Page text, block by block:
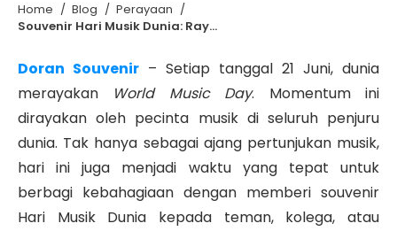
Home / Blog / Perayaan /
Souvenir Hari Musik Dunia: Rayakan dengan Hadiah Spesial Bertema Musik
Doran Souvenir – Setiap tanggal 21 Juni, dunia
merayakan
World Music Day. Momentum ini
dirayakan oleh pecinta musik di seluruh penjuru
dunia. Tak hanya sebagai ajang pertunjukan musik,
hari ini juga menjadi waktu yang tepat untuk
berbagi kebahagiaan dengan memberi souvenir
Hari Musik Dunia kepada teman, kolega, atau